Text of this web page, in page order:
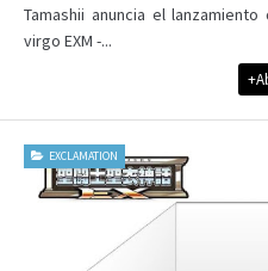
Tamashii anuncia el
virgo EXM -...
EXCLAMATION